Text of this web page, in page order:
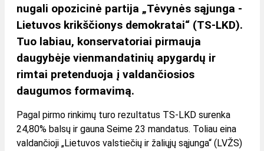
nugali opozicinė partija „Tėvynės sąjunga -
Lietuvos krikščionys demokratai“ (TS-LKD).
Tuo labiau, konservatoriai pirmauja
daugybėje vienmandatinių apygardų ir
rimtai pretenduoja į valdančiosios
daugumos formavimą.
Pagal pirmo rinkimų turo rezultatus TS-LKD surenka
24,80% balsų ir gauna Seime 23 mandatus. Toliau eina
valdančioji „Lietuvos valstiečių ir žaliųjų sąjunga“ (LVŽS)